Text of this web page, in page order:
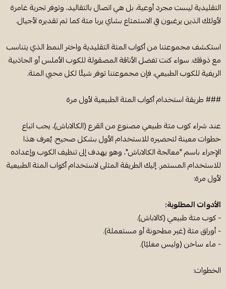
التقليدية ليست مجرد أوعية، بل هي اتصال بالتقاليد، وتوفر تجربة غامرة
لأولئك الذين يرغبون في الاستمتاع بشاي يربا متة كما تم تقديره لأجيال.
استكشف مجموعتنا من أكواب المتة التقليدية واختر النمط الذي يتناسب
مع ذوقك. سواء كنت تفضل الأناقة المصقولة للكوب الأملس أو الجاذبية
الريفية للكوب الطبيعي، فإن مجموعتنا توفر شيئًا لكل محبي المتة.
### طريقة استخدام أكواب المتة الطبيعية لأول مرة
عند شراء كوب متة طبيعي مصنوع من القرع (الكالاباش)، يجب اتباع
خطوات معينة لتحضيره للاستخدام الأول بشكل صحيح. يُعرف هذا
الإجراء باسم "معالجة الكالاباش"، وهو يهدف إلى تنظيف الكوب وإعداده
للاستخدام المستمر. إليك الطريقة المثلى لاستخدام أكواب المتة الطبيعية
لأول مرة:
الأدوات المطلوبة:
- كوب متة طبيعي (كالاباش).
- أوراق متة (غير مطحونة أو مستعملة).
- ماء ساخن (وليس مغليًا).
الخطوات: